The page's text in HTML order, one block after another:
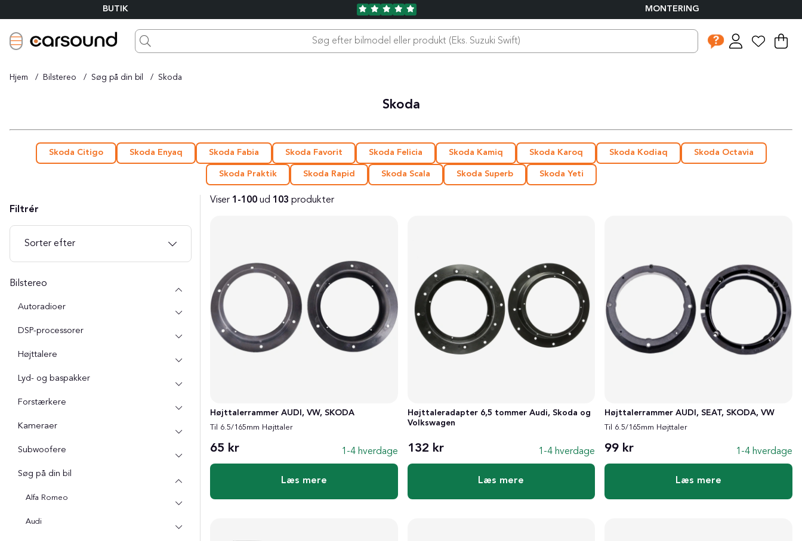
BUTIK MONTERING
.
Hjem Bilstereo Søg på din bil Skoda
Skoda
Skoda Citigo Skoda Enyaq Skoda Fabia Skoda Favorit Skoda Felicia Skoda Kamiq Skoda Karoq Skoda Kodiaq Skoda Octavia
Skoda Praktik Skoda Rapid Skoda Scala Skoda Superb Skoda Yeti
Filtrér
Sorter efter
Bilstereo
Autoradioer
DSP-processorer
Højttalere
Lyd- og baspakker
Forstærkere
Kameraer
Subwoofere
Søg på din bil
Alfa Romeo
Audi
Viser 1-100 ud 103 produkter
Højttalerrammer AUDI, VW, SKODA
Til 6.5/165mm Højttaler
65 kr 1-4 hverdage
Læs mere
Højttaleradapter 6,5 tommer Audi, Skoda og
Volkswagen
132 kr 1-4 hverdage
Læs mere
Højttalerrammer AUDI, SEAT, SKODA, VW
Til 6.5/165mm Højttaler
99 kr 1-4 hverdage
Læs mere